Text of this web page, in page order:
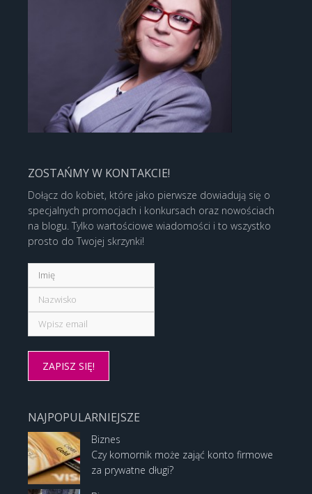
ZOSTAŃMY W KONTAKCIE!
Dołącz do kobiet, które jako pierwsze dowiadują się o
specjalnych promocjach i konkursach oraz nowościach
na blogu. Tylko wartościowe wiadomości i to wszystko
prosto do Twojej skrzynki!
NAJPOPULARNIEJSZE
Biznes
Czy komornik może zająć konto firmowe
za prywatne długi?